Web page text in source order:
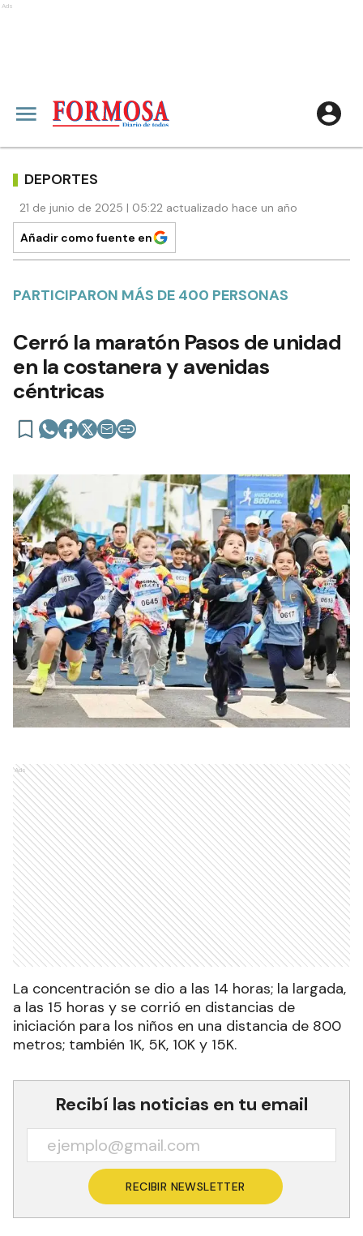
Ads
DEPORTES
21 de junio de 2025 | 05:22 actualizado hace un año
Añadir como fuente en
PARTICIPARON MÁS DE 400 PERSONAS
Cerró la maratón Pasos de unidad
en la costanera y avenidas
céntricas
Ads
La concentración se dio a las 14 horas; la largada,
a las 15 horas y se corrió en distancias de
iniciación para los niños en una distancia de 800
metros; también 1K, 5K, 10K y 15K.
Recibí las noticias en tu email
RECIBIR NEWSLETTER